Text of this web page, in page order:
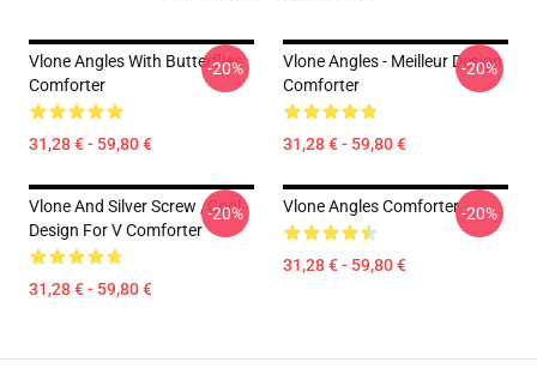
Vlone Angles With Butterflies
Comforter
31,28 € - 59,80 €
-20%
Vlone Angles - Meilleur Design
Comforter
31,28 € - 59,80 €
-20%
Vlone And Silver Screw , Cool
Design For V Comforter
31,28 € - 59,80 €
-20% Vlone Angles Comforter
31,28 € - 59,80 €
-20%